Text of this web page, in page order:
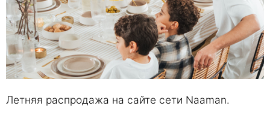
Летняя распродажа на сайте сети Naaman.